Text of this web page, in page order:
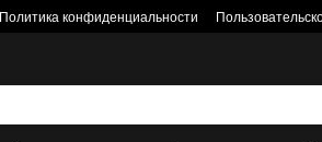
Политика конфиденциальности